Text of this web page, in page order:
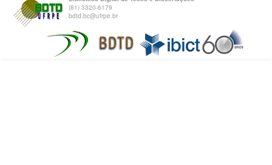
(81) 3320-6179
bdtd.bc@ufrpe.br